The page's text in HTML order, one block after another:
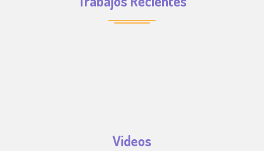
Videos